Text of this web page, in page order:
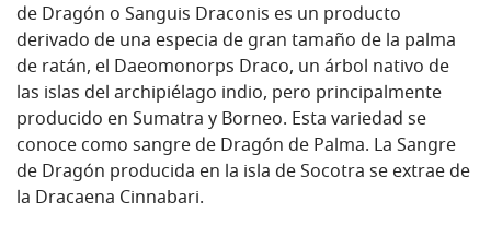
de Dragón o Sanguis Draconis es un producto
derivado de una especia de gran tamaño de la palma
de ratán, el Daeomonorps Draco, un árbol nativo de
las islas del archipiélago indio, pero principalmente
producido en Sumatra y Borneo. Esta variedad se
conoce como sangre de Dragón de Palma. La Sangre
de Dragón producida en la isla de Socotra se extrae de
la Dracaena Cinnabari.